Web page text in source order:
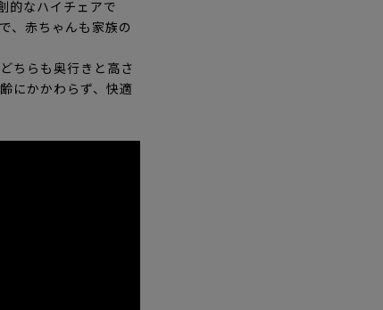
的なハイチェアで
、赤ちゃんも家族の
ちらも奥行きと高さ
にかかわらず、快適